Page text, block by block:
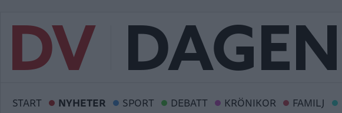
START NYHETER SPORT DEBATT KRÖNIKOR FAMILJ